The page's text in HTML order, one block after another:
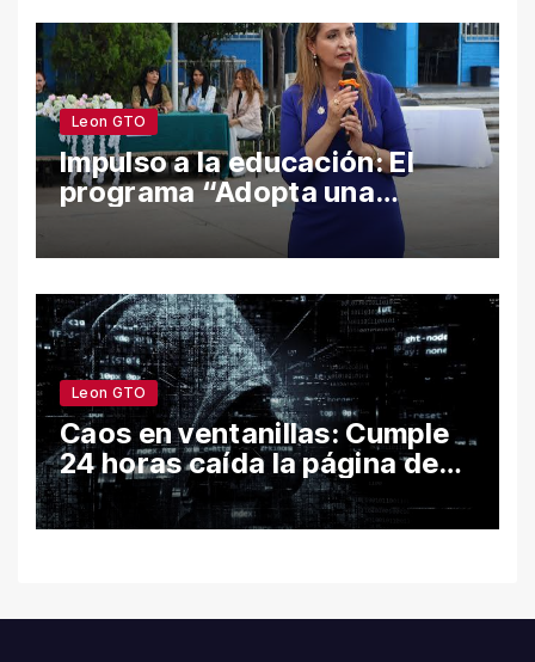
Leon GTO
Impulso a la educación: El
programa “Adopta una
Escuela” fortalece el
bienestar y la permanencia
Leon GTO
Caos en ventanillas: Cumple
24 horas caída la página de
León por hackeo y congela
trámites